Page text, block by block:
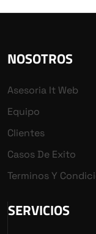
NOSOTROS
Asesoria It Web
Equipo
Clientes
Casos De Exito
Terminos Y
SERVICIOS